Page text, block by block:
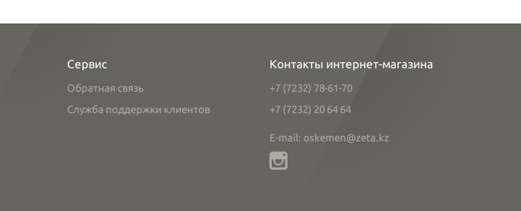
Сервис
Обратная связь
Служба поддержки клиентов
Контакты интернет-магазина
+7 (7232) 78-61-70
+7 (7232) 20 64 64
E-mail: oskemen@zeta.kz